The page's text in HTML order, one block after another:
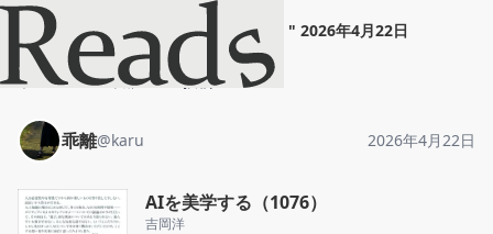
乖離 "AIを美学する（1076） " 2026年4月22日
ホーム 乖離 投稿
乖離@karu 2026年4月22日
AIを美学する（1076）
吉岡洋